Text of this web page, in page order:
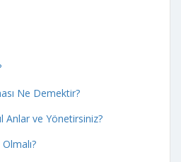
Ne Demektir?
Anlar ve Yönetirsiniz?